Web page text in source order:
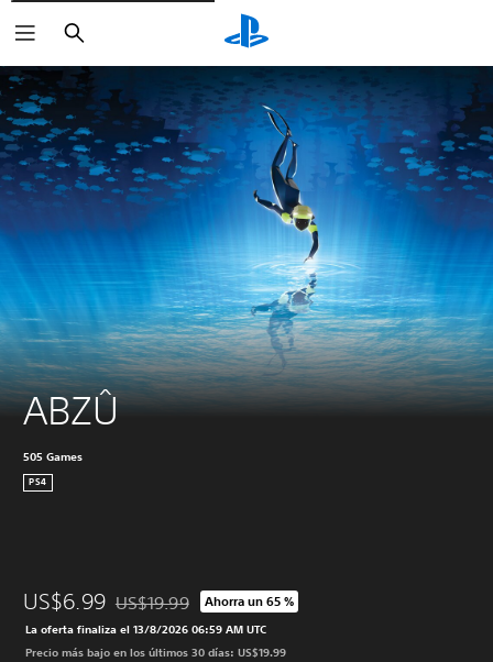
Buscar
ABZÛ
505 Games
PS4
US$6.99 Rebajado del precio original de US$19.99
US$19.99 Ahorra un 65 %
La oferta finaliza el 13/8/2026 06:59 AM UTC
Precio más bajo en los últimos 30 días: US$19.99